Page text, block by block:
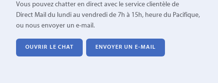
Vous pouvez chatter en direct avec le service clientèle de
Direct Mail du lundi au vendredi de 7h à 15h, heure du Pacifique,
ou nous envoyer un e-mail.
OUVRIR LE CHAT ENVOYER UN E-MAIL